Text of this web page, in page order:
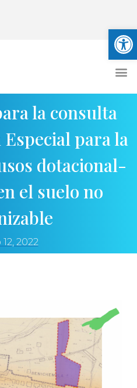
la consulta
para la
dotacional-
el suelo no
2022